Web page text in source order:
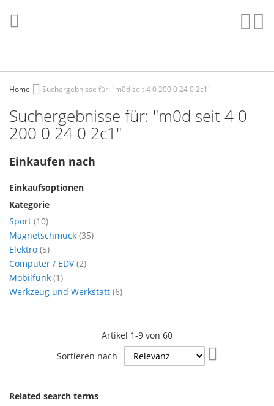
zum
Inhalt
Home Suchergebnisse für: "m0d seit 4 0 200 0 24 0 2c1"
Suchergebnisse für: "m0d seit 4 0
200 0 24 0 2c1"
Artikel 1-9 von 60
Sortieren nach
Related search terms
Einkaufen nach
Einkaufsoptionen
Kategorie
Sport 10Artikel
Magnetschmuck 35Artikel
Elektro 5Artikel
Computer / EDV 2Artikel
Mobilfunk 1Artikel
Werkzeug und Werkstatt 6Artikel